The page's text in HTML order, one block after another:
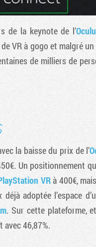
de la keynote de l’
VR à gogo et malgré un
de milliers de
la baisse du prix de l’
Un positionnement
VRà 400€,
adoptée l’espace
. Sur cette plateforme,
46,87%.